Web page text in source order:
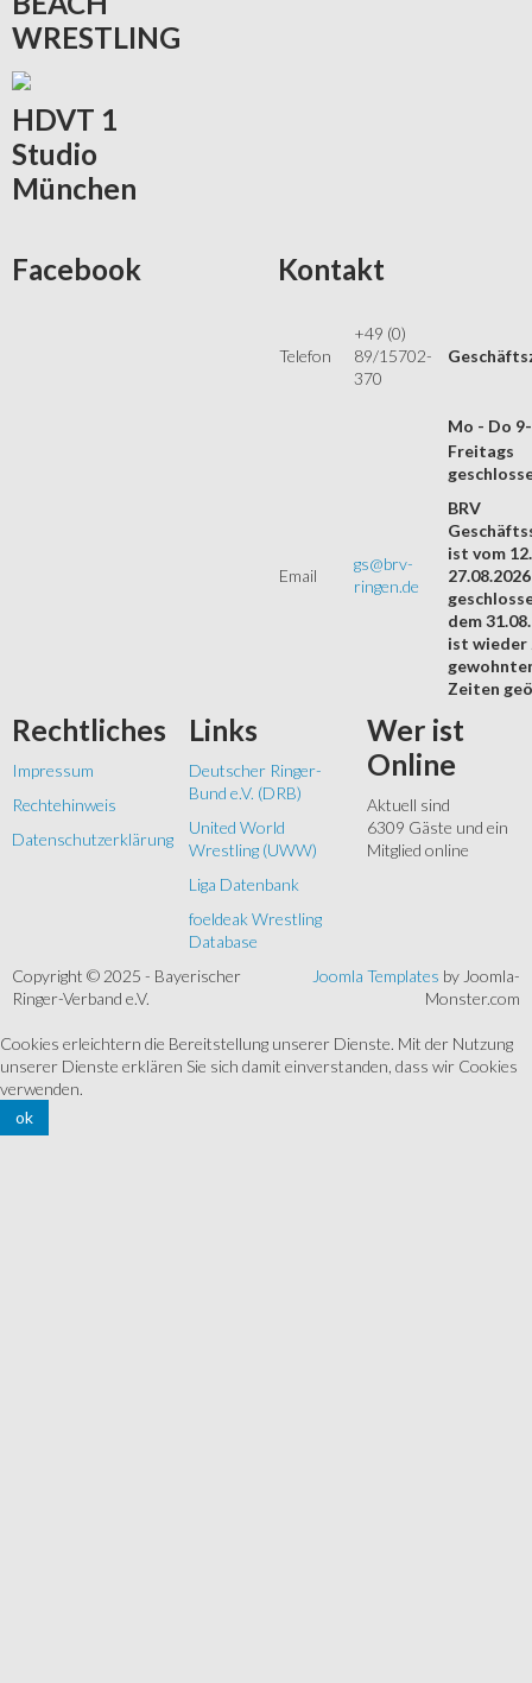
WRESTLING
HDVT 1
Studio
München
Facebook Kontakt
Telefon
+49 (0)
89/15702-
370
Mo - Do
Email
gs@brv-
ringen.de
Freitags
BRV
ist vom
27.08.2026
dem
ist wieder
Zeiten
Rechtliches
Impressum
Rechtehinweis
Datenschutzerklärung
Links
Deutscher Ringer-
Bund e.V. (DRB)
United World
Wrestling (UWW)
Liga Datenbank
foeldeak Wrestling
Database
Wer ist
Online
Aktuell sind
6309 Gäste und ein
Mitglied online
Copyright © 2025 - Bayerischer
Ringer-Verband e.V.
Joomla Templates by Joomla-
Monster.com
Cookies erleichtern die Bereitstellung unserer Dienste. Mit der Nutzung
unserer Dienste erklären Sie sich damit einverstanden, dass wir Cookies
verwenden.
ok